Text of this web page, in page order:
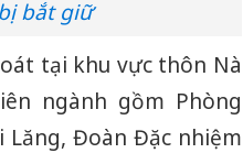
bắt giữ
tại khu vực thôn Nà
ngành gồm Phòng
Lăng, Đoàn Đặc nhiệm